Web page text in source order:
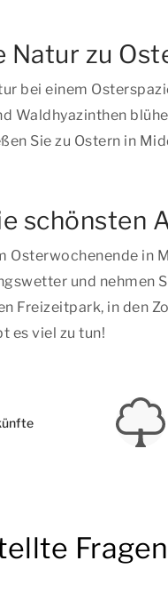
Natur zu
bei einem
Waldhyazinthen
Sie zu Ostern in
schönsten
Osterwochenende in
und nehmen
Freizeitpark, in den
es viel zu tun!